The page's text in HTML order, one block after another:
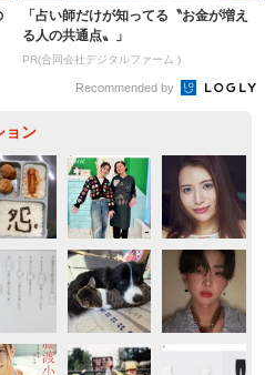
「占い師だけが知ってる〝お金が増え
る人の共通点〟」
PR(合同会社デジタルファーム )
Recommended by
ョン